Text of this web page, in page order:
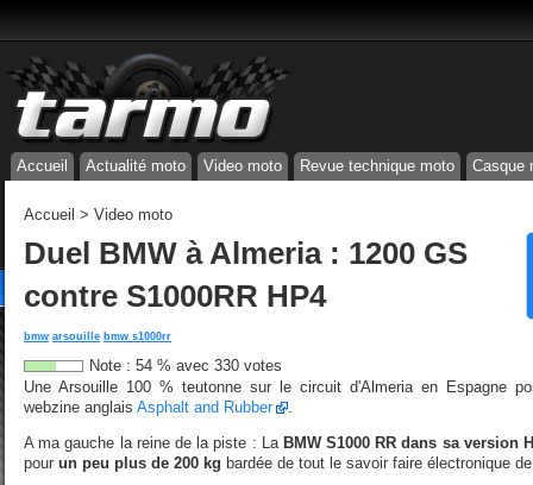
Accueil Actualité moto Video moto Revue technique moto Casque
Accueil > Video moto
Duel BMW à Almeria : 1200 GS
contre S1000RR HP4
bmw arsouille bmw s1000rr
Note : 54 % avec 330 votes
Une Arsouille 100 % teutonne sur le circuit d'Almeria en Espagne
webzine anglais Asphalt and Rubber
.
A ma gauche la reine de la piste : La BMW S1000 RR dans sa version
pour un peu plus de 200 kg bardée de tout le savoir faire électronique